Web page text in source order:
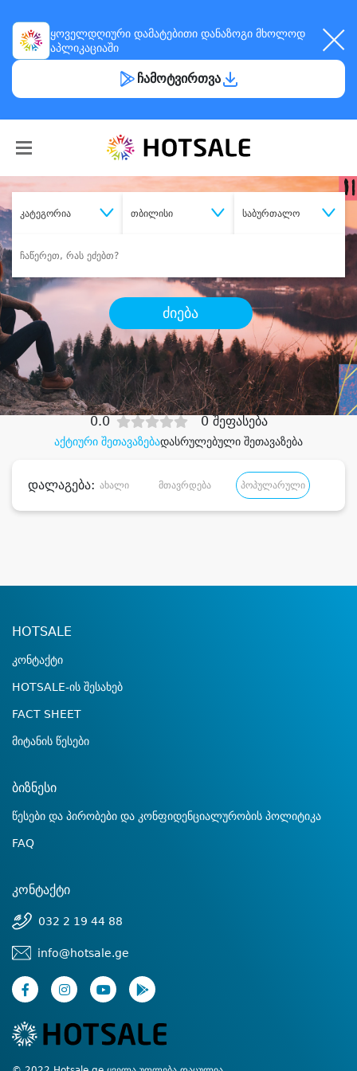
ყოველდღიური დამატებითი დანაზოგი მხოლოდ
აპლიკაციაში
ჩამოტვირთვა
კატეგორია თბილისი საბურთალო
ძიება
შეიძინესასურველი მომსახურება
დიდი დანაზოგით
აქტიური შეთავაზებადასრულებული შეთავაზება
0.0 0 შეფასება
დალაგება: ახალი მთავრდება პოპულარული
HOTSALE
კონტაქტი
HOTSALE-ის შესახებ
FACT SHEET
მიტანის წესები
ბიზნესი
წესები და პირობები და კონფიდენციალურობის პოლიტიკა
FAQ
კონტაქტი
032 2 19 44 88
info@hotsale.ge